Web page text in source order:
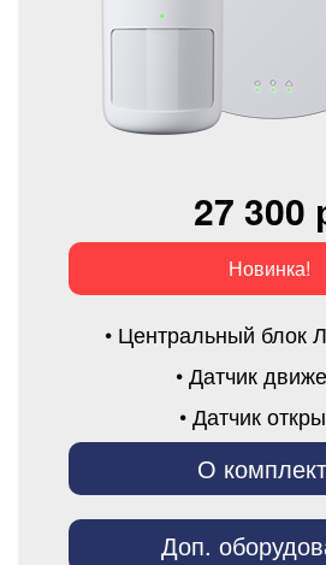
27 300
Новинка!
• Центральный блок
• Датчик
• Датчик
О
Доп.